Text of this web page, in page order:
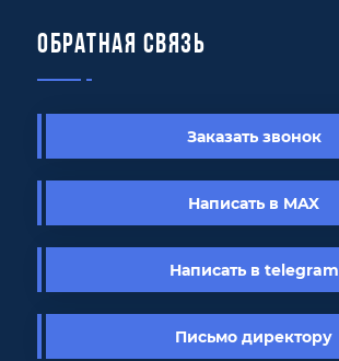
Обратная связь
Заказать звонок
Написать в MAX
Написать в telegram
Письмо директору